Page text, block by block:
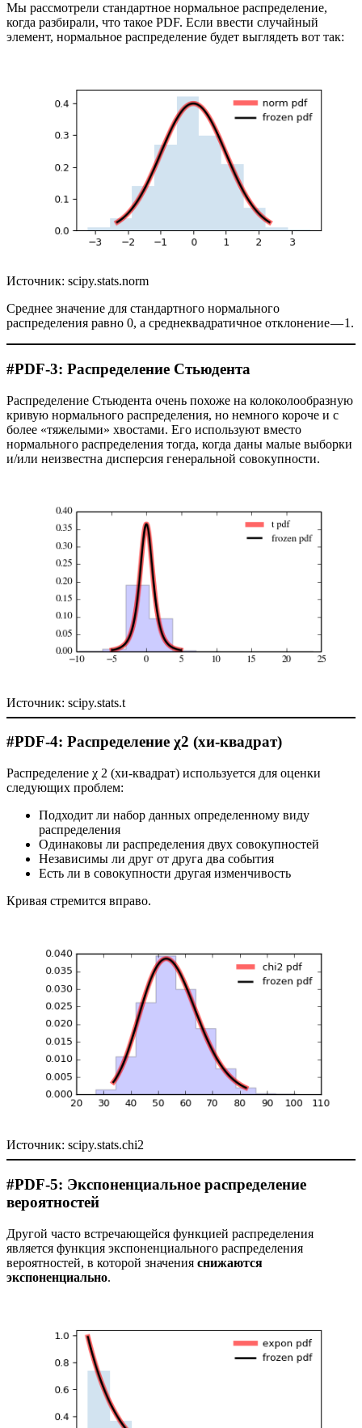
Мы рассмотрели стандартное нормальное распределение,
когда разбирали, что такое PDF. Если ввести случайный
элемент, нормальное распределение будет выглядеть вот так:
Источник: scipy.stats.norm
Среднее значение для стандартного нормального
распределения равно 0, а среднеквадратичное отклонение — 1.
#PDF-3: Распределение Стьюдента
Распределение Стьюдента очень похоже на колоколообразную
кривую нормального распределения, но немного короче и с
более «тяжелыми» хвостами. Его используют вместо
нормального распределения тогда, когда даны малые выборки
и/или неизвестна дисперсия генеральной совокупности.
Источник: scipy.stats.t
#PDF-4: Распределение χ2 (хи-квадрат)
Распределение χ 2 (хи-квадрат) используется для оценки
следующих проблем:
Подходит ли набор данных определенному виду
распределения
Одинаковы ли распределения двух совокупностей
Независимы ли друг от друга два события
Есть ли в совокупности другая изменчивость
Кривая стремится вправо.
Источник: scipy.stats.chi2
#PDF-5: Экспоненциальное распределение
вероятностей
Другой часто встречающейся функцией распределения
является функция экспоненциального распределения
вероятностей, в которой значения снижаются
экспоненциально.